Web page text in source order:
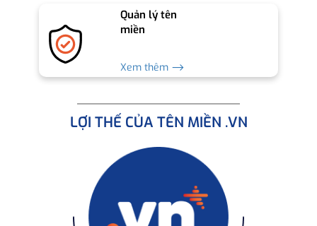
Quản lý tên
miền
Xem thêm ⟶
LỢI THẾ CỦA TÊN MIỀN .VN